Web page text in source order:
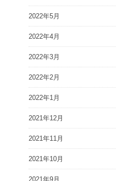
2022年5月
2022年4月
2022年3月
2022年2月
2022年1月
2021年12月
2021年11月
2021年10月
2021年9月